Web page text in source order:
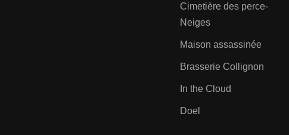
Cimetière des perce-
Neiges
Maison assassinée
Brasserie Collignon
In the Cloud
Doel